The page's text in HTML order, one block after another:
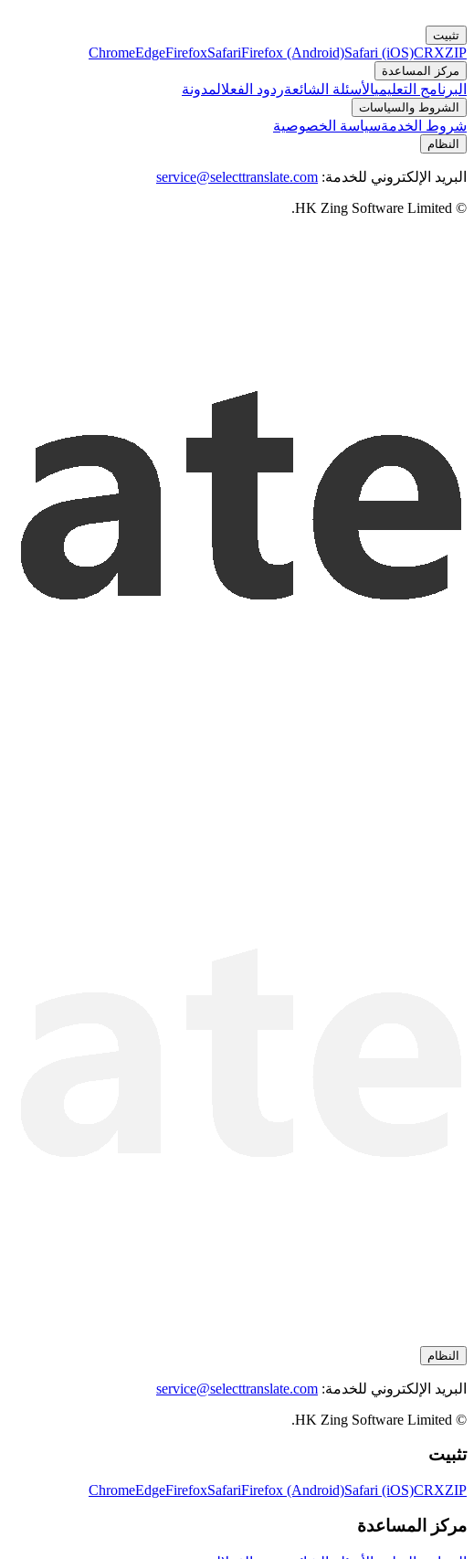
تثبيت
ChromeEdgeFirefoxSafariFirefox (Android)Safari (iOS)CRXZIP
مركز المساعدة
البرنامج التعليميالأسئلة الشائعةردود الفعلالمدونة
الشروط والسياسات
شروط الخدمةسياسة الخصوصية
النظام
البريد الإلكتروني للخدمة: service@selecttranslate.com
© HK Zing Software Limited.
النظام
البريد الإلكتروني للخدمة: service@selecttranslate.com
© HK Zing Software Limited.
تثبيت
ChromeEdgeFirefoxSafariFirefox (Android)Safari (iOS)CRXZIP
مركز المساعدة